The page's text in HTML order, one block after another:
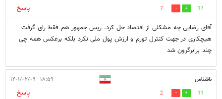
17
7
پاسخ
آقای رضایی چه مشکلی از اقتصاد حل کرد. ریس جمهور هم فقط رای گرفت
هیچکاری در جهت کنترل تورم و ارزش پول ملی نکرد بلکه برعکس همه چی
چند برابرگرون شد
ناشناس ۱۸:۵۹ - ۱۴۰۱/۰۲/۰۹
11
2
پاسخ